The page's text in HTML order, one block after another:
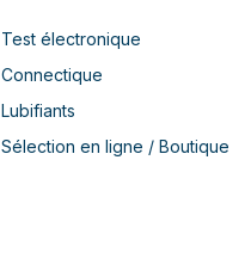
Test électronique
Connectique
Lubifiants
Sélection en ligne / Boutique